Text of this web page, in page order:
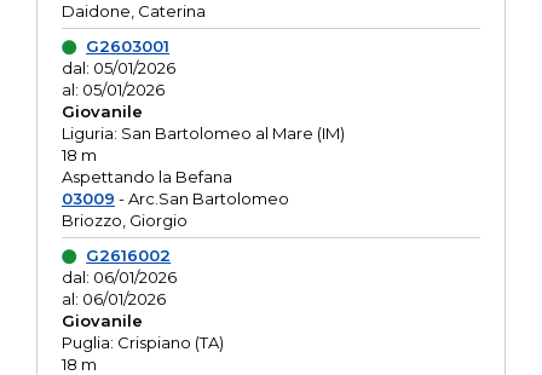
Daidone, Caterina
G2603001
dal: 05/01/2026
al: 05/01/2026
Giovanile
Liguria: San Bartolomeo al Mare (IM)
18 m
Aspettando la Befana
03009 - Arc.San Bartolomeo
Briozzo, Giorgio
G2616002
dal: 06/01/2026
al: 06/01/2026
Giovanile
Puglia: Crispiano (TA)
18 m